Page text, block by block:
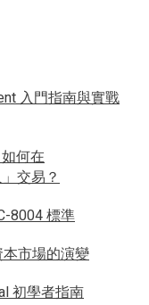
入門指南與實戰
何在
交易？
8004 標準
市場的演變
初學者指南